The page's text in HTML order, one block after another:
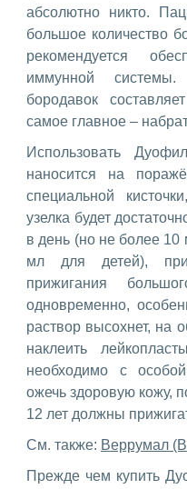
абсолютно никто.
большое количество
рекомендуется
иммунной системы.
бородавок
самое главное –
Использовать
наносится на
специальной
узелка будет
в день (но не более 10
мл для детей), при
прижигания
одновременно,
раствор высохнет, на
наклеить
необходимо с
ожечь здоровую кожу,
12 лет должны
См. также: Веррумал
Прежде чем купить